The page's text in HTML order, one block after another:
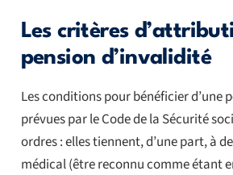
Les critères
pension d’invalidité
Les conditions pour bénéficier d’une
prévues par le Code de la Sécurité
ordres : elles tiennent, d’une part, à
médical (être reconnu comme étant